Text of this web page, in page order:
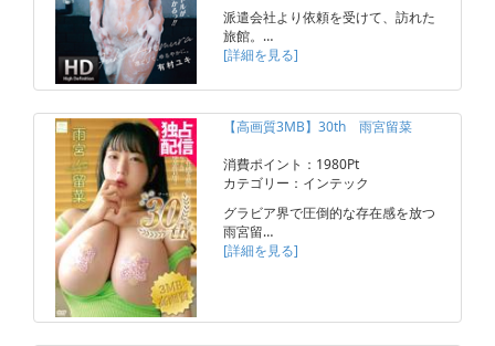
派遣会社より依頼を受けて、訪れた
旅館。…
[詳細を見る]
【高画質3MB】30th 雨宮留菜
消費ポイント：1980Pt
カテゴリー：インテック
グラビア界で圧倒的な存在感を放つ
雨宮留…
[詳細を見る]